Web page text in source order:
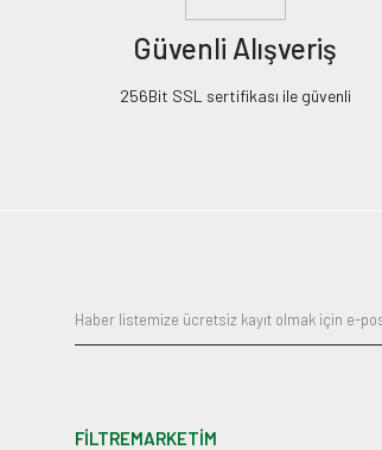
Güvenli Alışveriş
256Bit SSL sertifikası ile güvenli
FİLTREMARKETİM